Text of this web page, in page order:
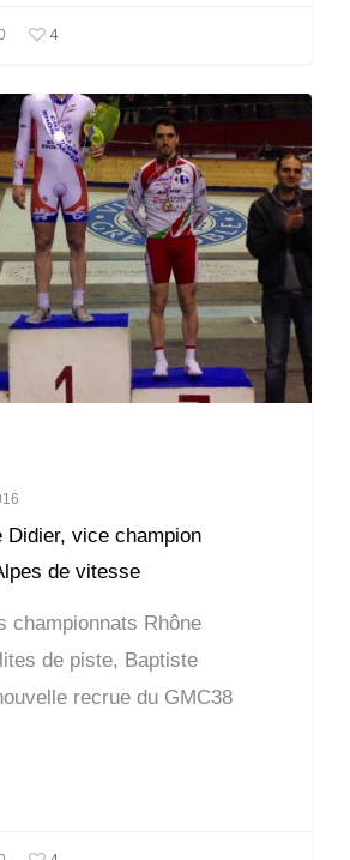
4
Didier, vice champion
de vitesse
championnats Rhône
de piste, Baptiste
recrue du GMC38